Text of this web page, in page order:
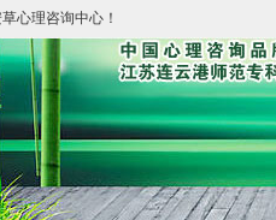
心理咨询中心！